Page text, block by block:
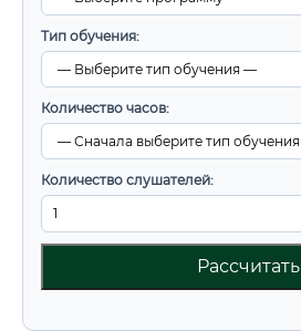
Тип обучения:
Количество часов:
Количество слушателей:
Рассчитать